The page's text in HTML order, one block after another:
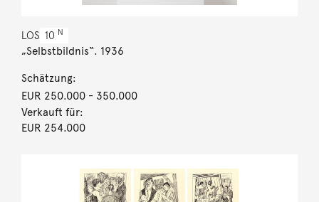
LOS 10 N
„Selbstbildnis“. 1936
Schätzung:
EUR 250.000- 350.000
Verkauft für:
EUR 254.000